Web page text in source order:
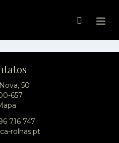
50
657
716 747
rolhas.pt